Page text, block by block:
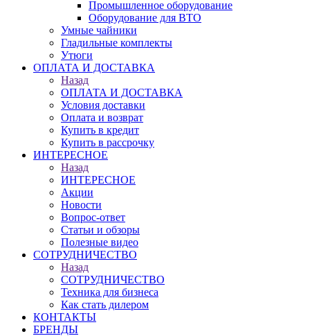
Промышленное оборудование
Оборудование для ВТО
Умные чайники
Гладильные комплекты
Утюги
ОПЛАТА И ДОСТАВКА
Назад
ОПЛАТА И ДОСТАВКА
Условия доставки
Оплата и возврат
Купить в кредит
Купить в рассрочку
ИНТЕРЕСНОЕ
Назад
ИНТЕРЕСНОЕ
Акции
Новости
Вопрос-ответ
Статьи и обзоры
Полезные видео
СОТРУДНИЧЕСТВО
Назад
СОТРУДНИЧЕСТВО
Техника для бизнеса
Как стать дилером
КОНТАКТЫ
БРЕНДЫ